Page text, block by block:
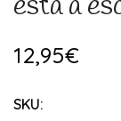
12,95€
SKU: